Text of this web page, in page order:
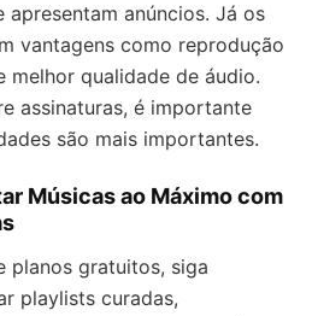
anúncios. Já os
vantagens como reprodução
melhor qualidade de áudio.
assinaturas, é importante
são mais importantes.
Músicas ao Máximo com
planos gratuitos, siga
playlists curadas,